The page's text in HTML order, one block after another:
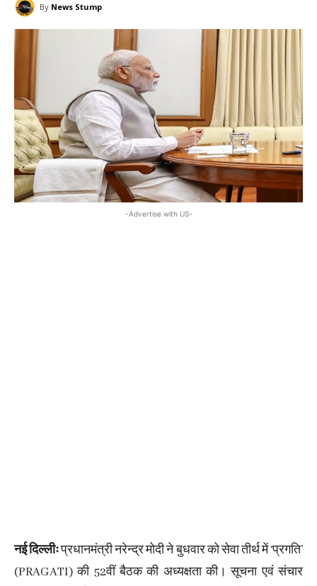
By News Stump
-Advertise with US-
नई दिल्लीःप्रधानमंत्री नरेन्द्र मोदी ने बुधवार को सेवा तीर्थ में ‘प्रगति’
(PRAGATI) की 52वीं बैठक की अध्यक्षता की। सूचना एवं संचार